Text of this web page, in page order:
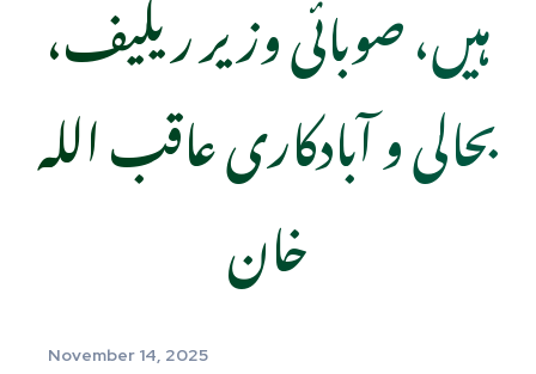
ہیں، صوبائی وزیر ریلیف،
بحالی و آبادکاری عاقب اللہ
خان
November 14, 2025